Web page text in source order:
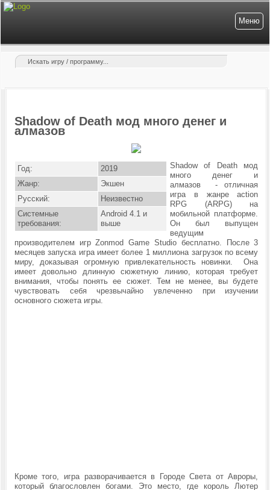
Меню
Shadow of Death мод много денег и
алмазов
Год:
2019
Жанр:
Экшен
Русский:
Неизвестно
Системные
требования:
Android 4.1 и
выше
Shadow of Death мод
много денег и
алмазов - отличная
игра в жанре action
RPG (ARPG) на
мобильной платформе.
Он был выпущен
ведущим
производителем игр Zonmod Game Studio бесплатно. После 3
месяцев запуска игра имеет более 1 миллиона загрузок по всему
миру, доказывая огромную привлекательность новинки. Она
имеет довольно длинную сюжетную линию, которая требует
внимания, чтобы понять ее сюжет. Тем не менее, вы будете
чувствовать себя чрезвычайно увлеченно при изучении
основного сюжета игры.
Кроме того, игра разворачивается в Городе Света от Авроры,
который благословлен богами. Это место, где король Лютер